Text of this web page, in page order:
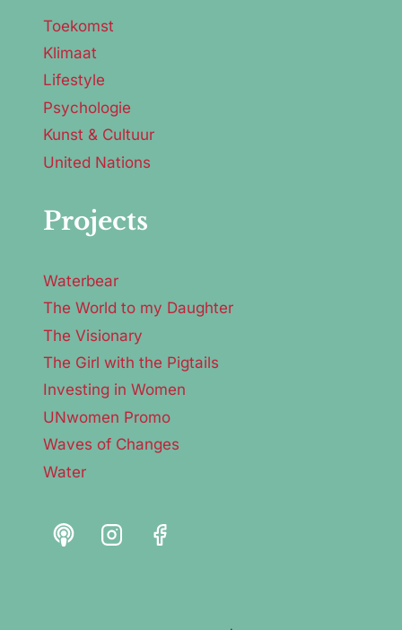
Toekomst
Klimaat
Lifestyle
Psychologie
Kunst & Cultuur
United Nations
Projects
Waterbear
The World to my Daughter
The Visionary
The Girl with the Pigtails
Investing in Women
UNwomen Promo
Waves of Changes
Water